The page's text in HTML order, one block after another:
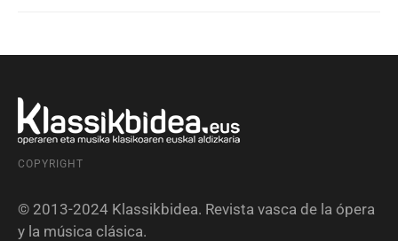
COPYRIGHT
© 2013-2024 Klassikbidea. Revista vasca de la ópera
y la música clásica.